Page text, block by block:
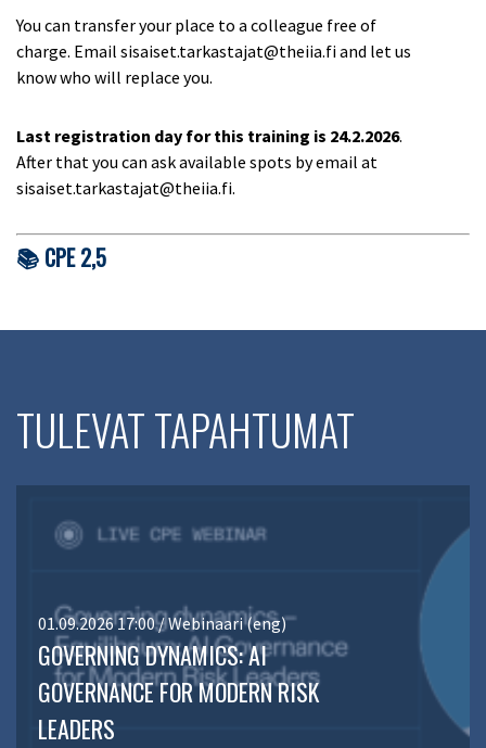
You can transfer your place to a colleague free of
charge. Email sisaiset.tarkastajat@theiia.fi and let us
know who will replace you.
Last registration day for this training is 24.2.2026.
After that you can ask available spots by email at
sisaiset.tarkastajat@theiia.fi.
📚 CPE 2,5
TULEVAT TAPAHTUMAT
01.09.2026 17:00 / Webinaari (eng)
GOVERNING DYNAMICS: AI
GOVERNANCE FOR MODERN RISK
LEADERS